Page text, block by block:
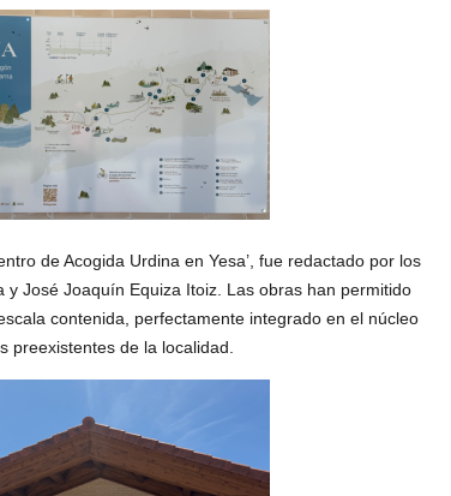
de Acogida Urdina en Yesa’, fue redactado por los
y José Joaquín Equiza Itoiz. Las obras han permitido
contenida, perfectamente integrado en el núcleo
preexistentes de la localidad.